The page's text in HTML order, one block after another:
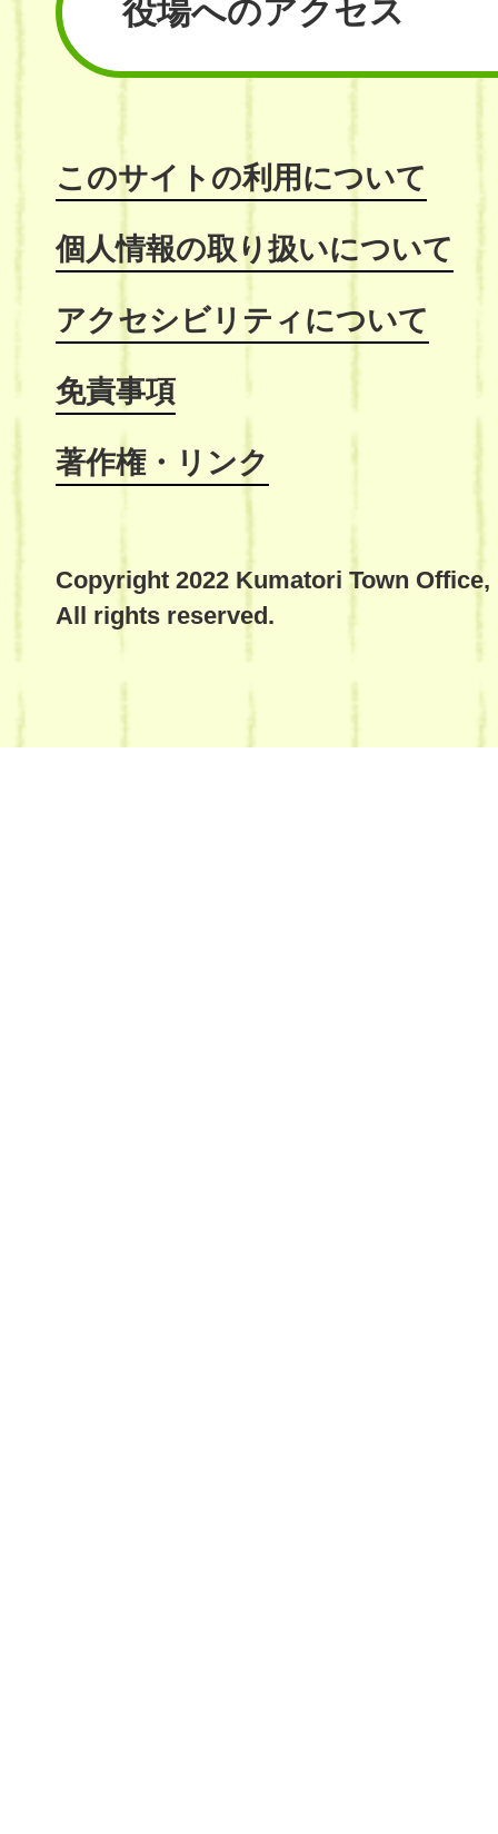
役場へのアクセス
このサイトの利用について
個人情報の取り扱いについて
アクセシビリティについて
免責事項
著作権・リンク
Copyright 2022 Kumatori Town Office,
All rights reserved.